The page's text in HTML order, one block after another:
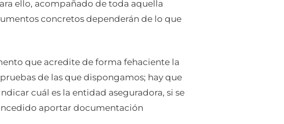
ello, acompañado de toda aquella
concretos dependerán de lo que
que acredite de forma fehaciente la
de las que dispongamos; hay que
cuál es la entidad aseguradora, si se
aportar documentación